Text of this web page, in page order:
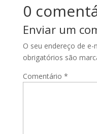
0
Enviar um
O seu endereço de
obrigatórios são
Comentário *